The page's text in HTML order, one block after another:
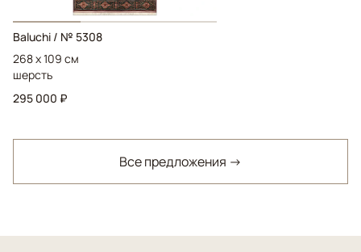
Baluchi / № 5308
268 x 109 см
шерсть
295 000 ₽
Все предложения →